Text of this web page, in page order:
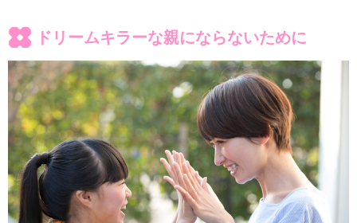
ドリームキラーな親にならないために